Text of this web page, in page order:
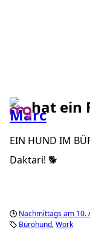
hat ein
EIN HUND IM
Daktari! 🐕
Nachmittags am 10.
Bürohund Work